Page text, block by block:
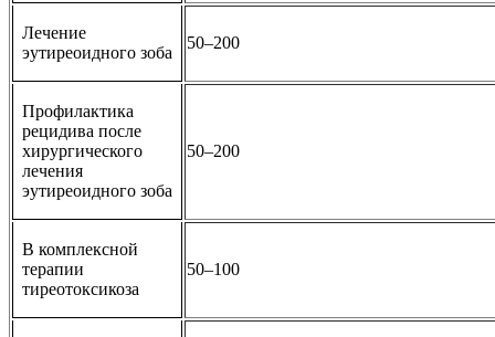
Лечение
эутиреоидного зоба
50–200
Профилактика
рецидива после
хирургического
лечения
эутиреоидного зоба
50–200
В комплексной
терапии
тиреотоксикоза
50–100